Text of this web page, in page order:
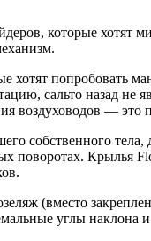
которые хотят
попробовать
сальто назад
воздуховодов — это
собственного
поворотах. Крылья
(вместо
углы